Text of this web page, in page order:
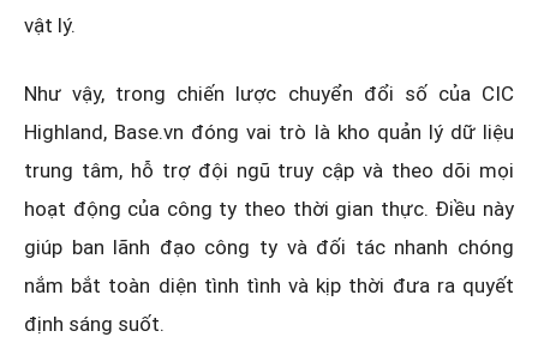
vật lý.
Như vậy, trong chiến lược chuyển đổi số của CIC
Highland, Base.vn đóng vai trò là kho quản lý dữ liệu
trung tâm, hỗ trợ đội ngũ truy cập và theo dõi mọi
hoạt động của công ty theo thời gian thực. Điều này
giúp ban lãnh đạo công ty và đối tác nhanh chóng
nắm bắt toàn diện tình tình và kịp thời đưa ra quyết
định sáng suốt.